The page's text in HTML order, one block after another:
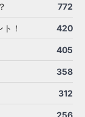
772
！ 420
405
358
312
256